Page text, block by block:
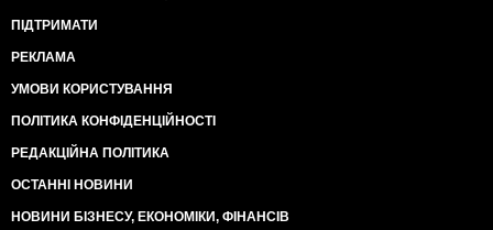
ПІДТРИМАТИ
РЕКЛАМА
УМОВИ КОРИСТУВАННЯ
ПОЛІТИКА КОНФІДЕНЦІЙНОСТІ
РЕДАКЦІЙНА ПОЛІТИКА
ОСТАННІ НОВИНИ
НОВИНИ БІЗНЕСУ, ЕКОНОМІКИ, ФІНАНСІВ